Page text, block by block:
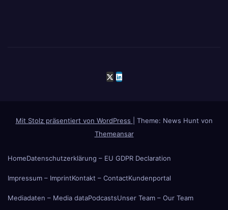
Mit Stolz präsentiert von WordPress
Theme: News Hunt von
Themeansar
HomeDatenschutzerklärung – EU GDPR Declaration
Impressum – ImprintKontakt – ContactKundenportal
Mediadaten – Media dataPodcastsUnser Team – Our Team